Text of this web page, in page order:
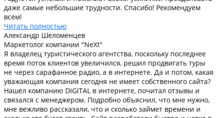
даже самые небольшие трудности. Спасибо! Рекомендуем
всем!
Читать полностью
Александр Шеломенцев
Маркетолог компании "NeXt"
Я владелец туристического агентства, поскольку последнее
время поток клиентов увеличился, решил продвигать туры
не через сарафанное радио, а в интернете. Да и потом, какая
уважающая компания сегодня не имеет собственного сайта?
Нашел компанию DIGITAL в интернете, почитал отзывы и
связался с менеджером. Подробно объяснил, что мне нужно,
мне вежливо рассказали, что и сколько займет времени и